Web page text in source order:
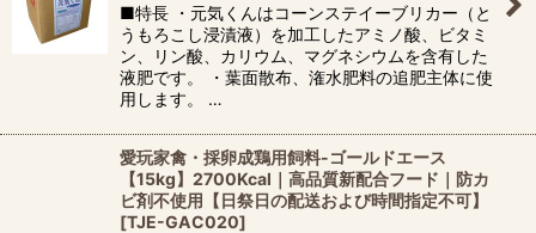
■特長 ・元気くんはコーンステイーブリカー（と
うもろこし浸漬液）を加工したアミノ酸、ビタミ
ン、リン酸、カリウム、マグネシウムを含有した
液肥です。 ・葉面散布、潅水肥料の追肥主体に使
用します。 …
愛玩家禽・採卵成鶏用飼料-ゴールドエース
【15kg】2700Kcal｜高品質新配合フード｜防カ
ビ剤不使用【日祭日の配送および時間指定不可】
[TJE-GAC020]